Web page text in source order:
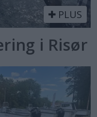
PLUS
i Risør